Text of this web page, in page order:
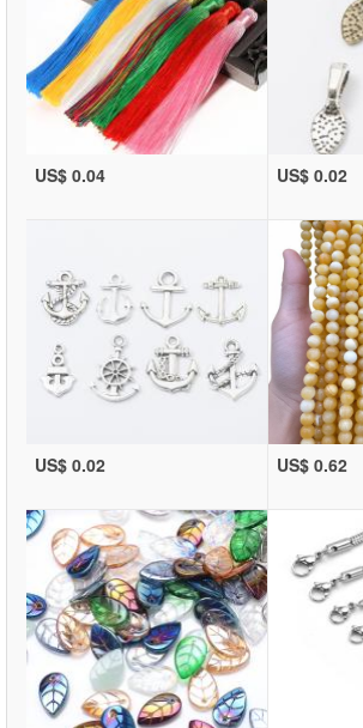
US$ 0.04 US$ 0.02
US$ 0.02 US$ 0.62